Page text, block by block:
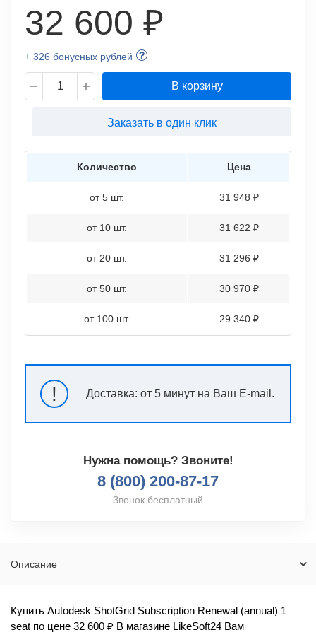
32 600 ₽
+ 326 бонусных рублей
В корзину
Заказать в один клик
Количество Цена
от 5 шт. 31 948 ₽
от 10 шт. 31 622 ₽
от 20 шт. 31 296 ₽
от 50 шт. 30 970 ₽
от 100 шт. 29 340 ₽
! Доставка: от 5 минут на Ваш E-mail.
Нужна помощь? Звоните!
8 (800) 200-87-17
Звонок бесплатный
Описание
Купить Autodesk ShotGrid Subscription Renewal (annual) 1
seat по цене 32 600 ₽ В магазине LikeSoft24 Вам